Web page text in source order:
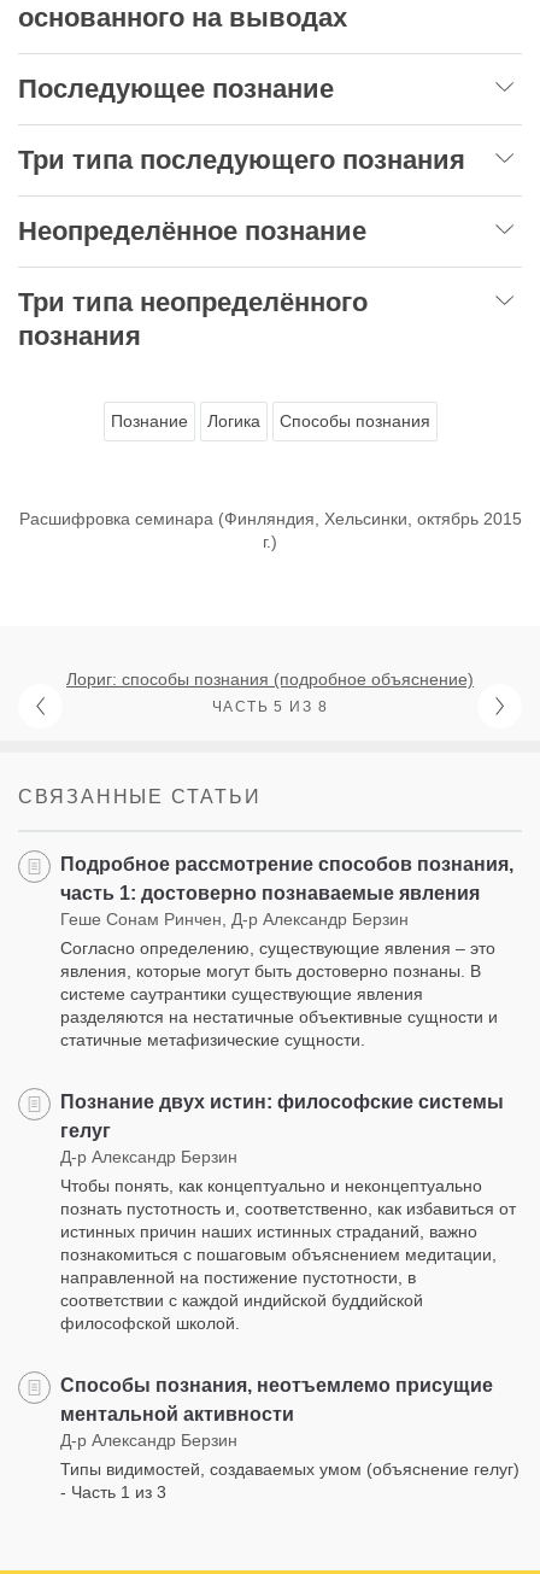
основанного на выводах
Последующее познание
Три типа последующего познания
Неопределённое познание
Три типа неопределённого
познания
Познание Логика Способы познания
Расшифровка семинара (Финляндия, Хельсинки, октябрь 2015
г.)
Лориг: способы познания (подробное объяснение)
ЧАСТЬ 5 ИЗ 8
СВЯЗАННЫЕ СТАТЬИ
Подробное рассмотрение способов познания,
часть 1: достоверно познаваемые явления
Геше Сонам Ринчен, Д-р Александр Берзин
Согласно определению, существующие явления – это
явления, которые могут быть достоверно познаны. В
системе саутрантики существующие явления
разделяются на нестатичные объективные сущности и
статичные метафизические сущности.
Познание двух истин: философские системы
гелуг
Д-р Александр Берзин
Чтобы понять, как концептуально и неконцептуально
познать пустотность и, соответственно, как избавиться от
истинных причин наших истинных страданий, важно
познакомиться с пошаговым объяснением медитации,
направленной на постижение пустотности, в
соответствии с каждой индийской буддийской
философской школой.
Способы познания, неотъемлемо присущие
ментальной активности
Д-р Александр Берзин
Типы видимостей, создаваемых умом (объяснение гелуг)
- Часть 1 из 3